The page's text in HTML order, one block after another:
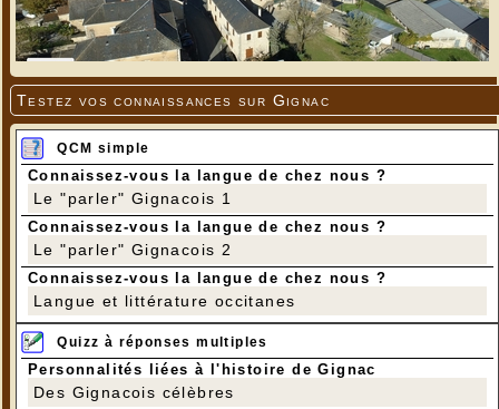
Testez vos connaissances sur Gignac
QCM simple
Connaissez-vous la langue de chez nous ?
Le "parler" Gignacois 1
Connaissez-vous la langue de chez nous ?
Le "parler" Gignacois 2
Connaissez-vous la langue de chez nous ?
Langue et littérature occitanes
Quizz à réponses multiples
Personnalités liées à l'histoire de Gignac
Des Gignacois célèbres